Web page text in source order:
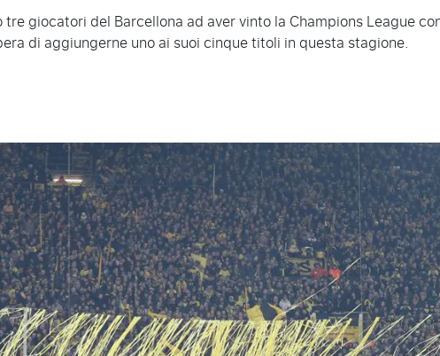
tre giocatori del Barcellona ad aver vinto la Champions League
di aggiungerne uno ai suoi cinque titoli in questa stagione.